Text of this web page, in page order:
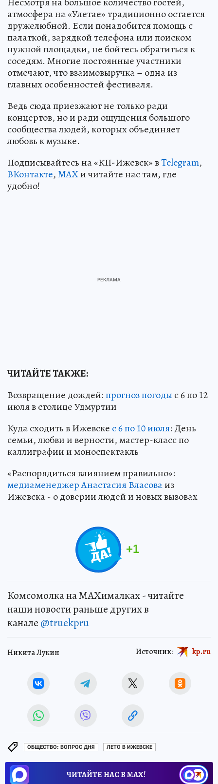
атмосфера на «Улетае» традиционно остается
дружелюбной. Если понадобится помощь с
палаткой, зарядкой телефона или поиском
нужной площадки, не бойтесь обратиться к
соседям. Многие постоянные участники
отмечают, что взаимовыручка – одна из
главных особенностей фестиваля.
Ведь сюда приезжают не только ради
концертов, но и ради ощущения большого
сообщества людей, которых объединяет
любовь к музыке.
Подписывайтесь на «КП-Ижевск» вTelegram,
ВКонтакте,MAXи читайте нас там, где
удобно!
ЧИТАЙТЕ ТАКЖЕ:
Возвращение дождей:прогноз погоды с 6 по 12
июля в столице Удмуртии
Куда сходить в Ижевске с 6 по 10 июля: День
семьи, любви и верности, мастер-класс по
каллиграфии и моноспектакль
«Распорядиться влиянием правильно»:
медиаменеджер Анастасия Власоваиз
Ижевска - о доверии людей и новых вызовах
+1
Комсомолка на MAXималках - читайте
наши новости раньше других в
канале @truekpru
Никита Лукин Источник: kp.ru
ОБЩЕСТВО: ВОПРОС ДНЯ ЛЕТО В ИЖЕВСКЕ
ЧИТАЙТЕ НАС В МАХ!